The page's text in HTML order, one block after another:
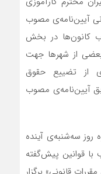
آیین‌نامه‌ی مصوب
کانون‌ها در بخش
از شهرها جهت
از تضییع حقوق
آیین‌نامه‌ی مصوب
روز سه‌شنبه‌ی آینده
با قوانین پیش‌گفته